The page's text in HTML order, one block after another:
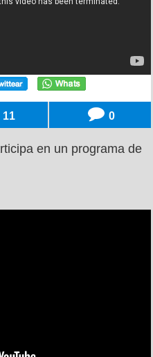
11 0
en un programa de